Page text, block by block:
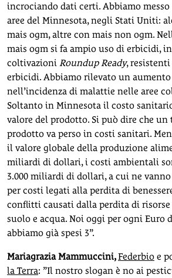
incrociando dati certi. Abbiamo
aree del Minnesota, negli Stati Uniti:
mais ogm, altre con mais non ogm.
mais ogm si fa ampio uso di erbicidi,
coltivazioni Roundup Ready,
erbicidi. Abbiamo rilevato un aumento
nell’incidenza di malattie nelle aree
Soltanto in Minnesota il costo
valore del prodotto. Si può dire che un
prodotto va perso in costi sanitari.
il valore globale della produzione
miliardi di dollari, i costi ambientali
3.000 miliardi di dollari, a cui ne
per costi legati alla perdita di
conflitti causati dalla perdita di
suolo e acqua. Noi oggi per ogni Euro
abbiamo già spesi 3”.
Mariagrazia Mammuccini,Federbio e
la Terra: ”Il nostro slogan è no ai